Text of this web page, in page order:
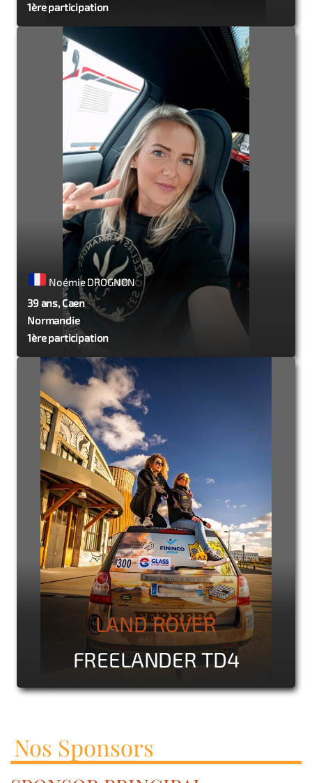
1ère participation
Noémie DROGNON
39 ans, Caen
Normandie
1ère participation
LAND ROVER
FREELANDER TD4
Nos Sponsors